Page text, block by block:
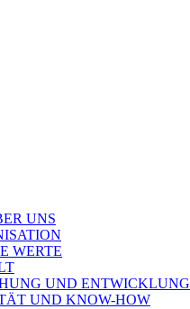
UNS
WERTE
UND ENTWICKLUNG
UND KNOW-HOW